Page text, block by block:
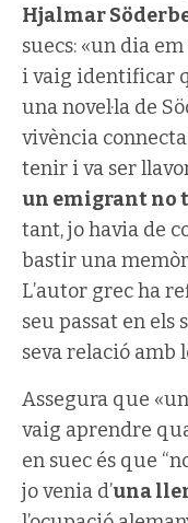
Hjalmar
suecs: «un dia
i vaig identificar
una novel·la de
vivència
tenir i va ser
un emigrant no
tant, jo havia de
bastir una
L’autor grec ha
seu passat en els
seva relació amb
Assegura que
vaig aprendre
en suec és que
jo venia d’una